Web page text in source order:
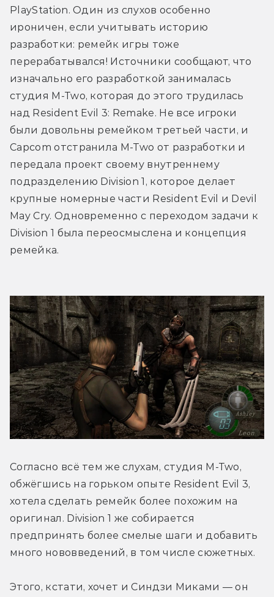
PlayStation. Один из слухов особенно
ироничен, если учитывать историю
разработки: ремейк игры тоже
перерабатывался! Источники сообщают, что
изначально его разработкой занималась
студия M-Two, которая до этого трудилась
над Resident Evil 3: Remake. Не все игроки
были довольны ремейком третьей части, и
Capcom отстранила M-Two от разработки и
передала проект своему внутреннему
подразделению Division 1, которое делает
крупные номерные части Resident Evil и Devil
May Cry. Одновременно с переходом задачи к
Division 1 была переосмыслена и концепция
ремейка.
Согласно всё тем же слухам, студия M-Two,
обжёгшись на горьком опыте Resident Evil 3,
хотела сделать ремейк более похожим на
оригинал. Division 1 же собирается
предпринять более смелые шаги и добавить
много нововведений, в том числе сюжетных.
Этого, кстати, хочет и Синдзи Миками — он